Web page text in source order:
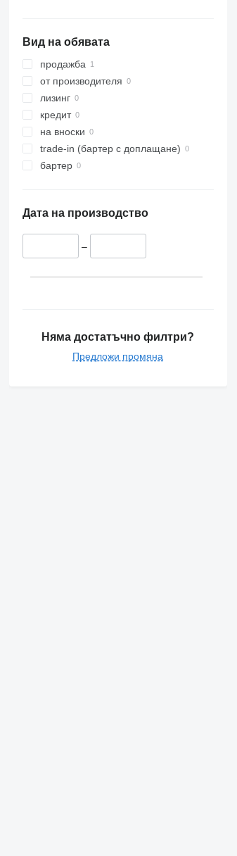
Вид на обявата
продажба
от производителя
лизинг
кредит
на вноски
trade-in (бартер с доплащане)
бартер
Дата на производство
–
Няма достатъчно филтри?
Предложи промяна